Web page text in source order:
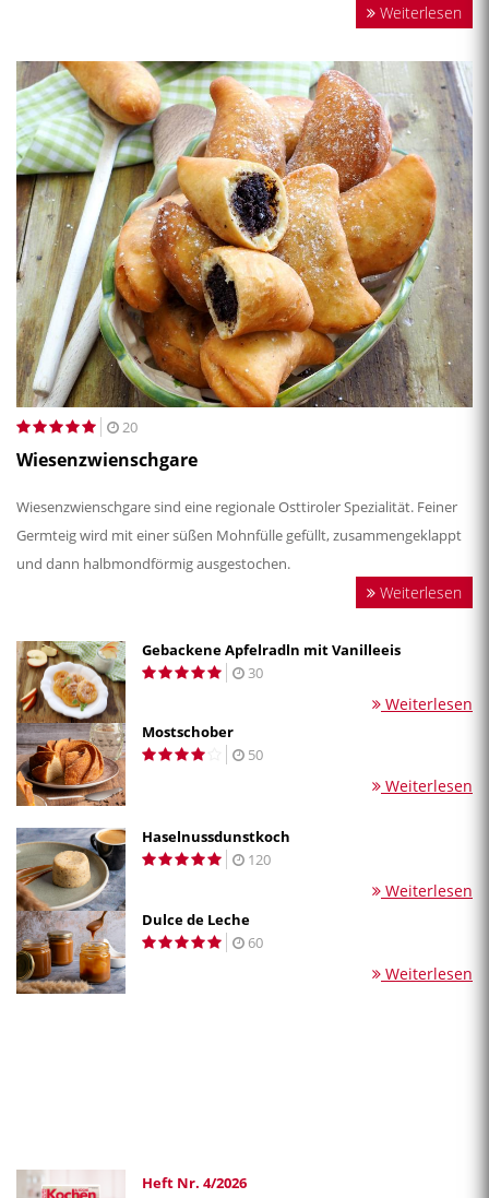
Weiterlesen
20
Wiesenzwienschgare
Wiesenzwienschgare sind eine regionale Osttiroler Spezialität. Feiner
Germteig wird mit einer süßen Mohnfülle gefüllt, zusammengeklappt
und dann halbmondförmig ausgestochen.
Weiterlesen
Gebackene Apfelradln mit Vanilleeis
30
Weiterlesen
Mostschober
50
Weiterlesen
Haselnussdunstkoch
120
Weiterlesen
Dulce de Leche
60
Weiterlesen
Heft Nr. 4/2026